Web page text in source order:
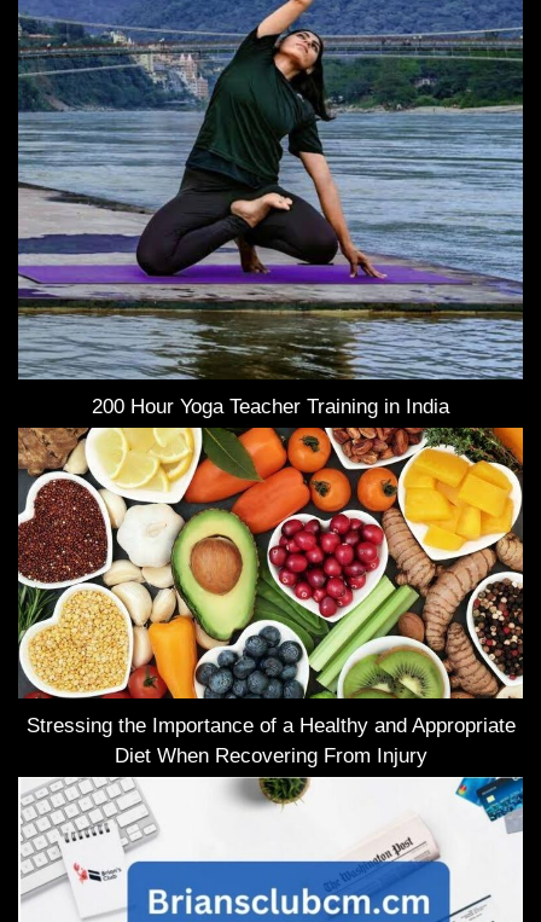
200 Hour Yoga Teacher Training in India
Stressing the Importance of a Healthy and Appropriate
Diet When Recovering From Injury